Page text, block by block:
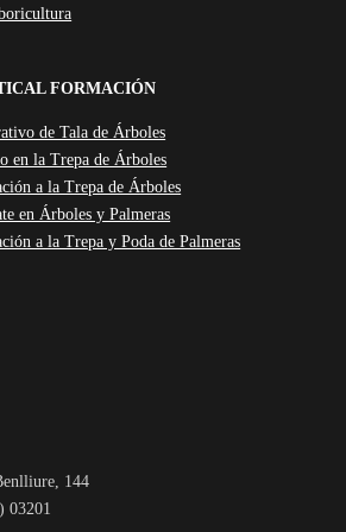
FORMACIÓN
de Tala de Árboles
en la Trepa de Árboles
a la Trepa de Árboles
en Árboles y Palmeras
a la Trepa y Poda de Palmeras
144
03201